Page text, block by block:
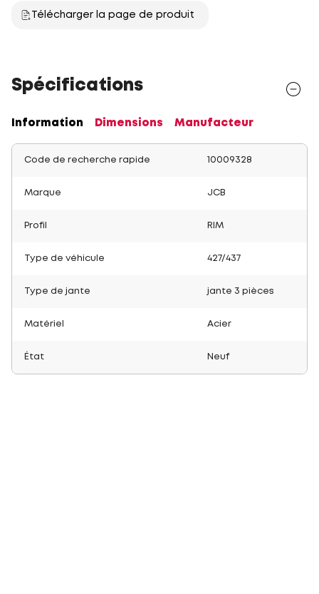
Télécharger la page de produit
Spécifications
Information Dimensions Manufacteur
Code de recherche rapide 10009328
Marque JCB
Profil RIM
Type de véhicule 427/437
Type de jante jante 3 pièces
Matériel Acier
État Neuf